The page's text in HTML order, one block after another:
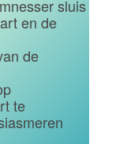
sluis
en de
de
te